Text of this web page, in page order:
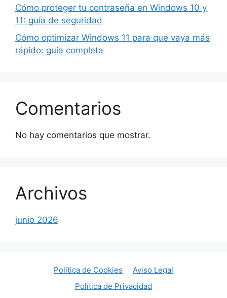
Cómo proteger tu contraseña en Windows 10 y
11: guía de seguridad
Cómo optimizar Windows 11 para que vaya más
rápido: guía completa
Comentarios
No hay comentarios que mostrar.
Archivos
junio 2026
Política de Cookies
Aviso Legal
Política de Privacidad